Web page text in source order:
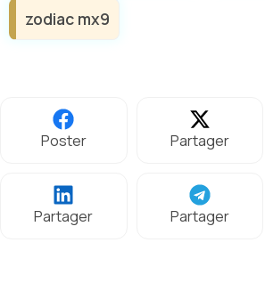
zodiac mx9
Poster Partager
Partager Partager